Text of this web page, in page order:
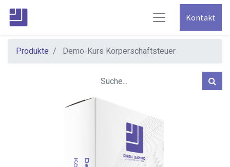
Kontakt
Produkte Demo-Kurs Körperschaftsteuer